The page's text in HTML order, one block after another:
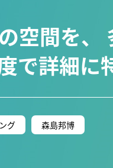
空間を、
で詳細に
グ 森島邦博